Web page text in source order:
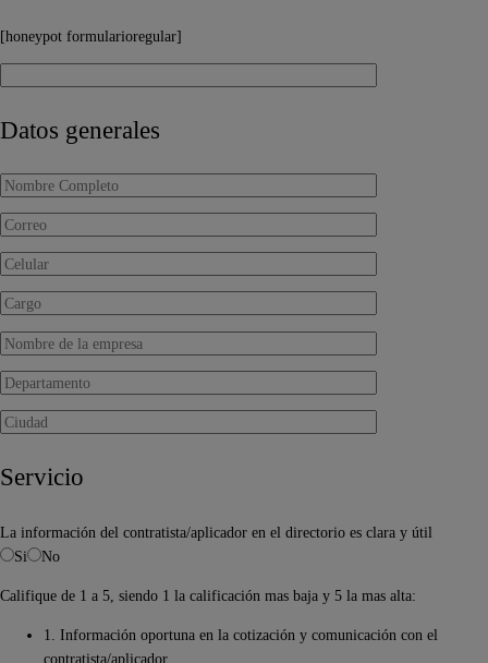
[honeypot formularioregular]
Datos generales
Servicio
La información del contratista/aplicador en el directorio es clara y útil
Si
No
Califique de 1 a 5, siendo 1 la calificación mas baja y 5 la mas alta:
1. Información oportuna en la cotización y comunicación con el
contratista/aplicador